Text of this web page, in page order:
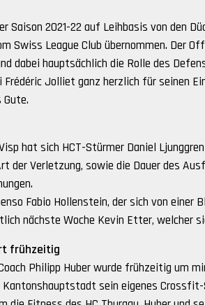
2021-22 auf Leihbasis von den
Swiss League Club übernommen. Der
dabei hauptsächlich die Rolle des
Frédéric Jolliet ganz herzlich für seinen
hat sich HCT-Stürmer Daniel
der Verletzung, sowie die Dauer des
Fabio Hollenstein, der sich von einer
nächste Woche Kevin Etter, welcher
frühzeitig
Philipp Huber wurde frühzeitig um
sein eigenes